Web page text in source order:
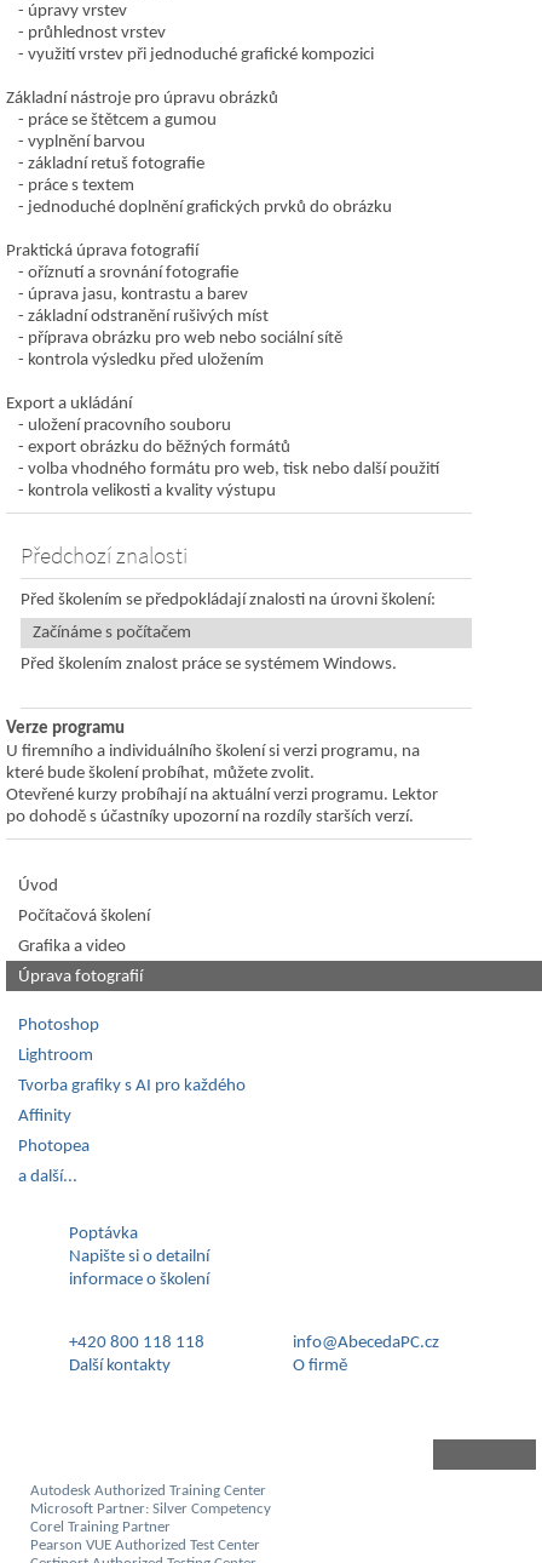
úpravy vrstev
průhlednost vrstev
využití vrstev při jednoduché grafické kompozici
Základní nástroje pro úpravu obrázků
práce se štětcem a gumou
vyplnění barvou
základní retuš fotografie
práce s textem
jednoduché doplnění grafických prvků do obrázku
Praktická úprava fotografií
oříznutí a srovnání fotografie
úprava jasu, kontrastu a barev
základní odstranění rušivých míst
příprava obrázku pro web nebo sociální sítě
kontrola výsledku před uložením
Export a ukládání
uložení pracovního souboru
export obrázku do běžných formátů
volba vhodného formátu pro web, tisk nebo další použití
kontrola velikosti a kvality výstupu
Předchozí znalosti
Před školením se předpokládají znalosti na úrovni školení:
Začínáme s počítačem
Před školením znalost práce se systémem Windows.
Verze programu
U firemního a individuálního školení si verzi programu, na
které bude školení probíhat, můžete zvolit.
Otevřené kurzy probíhají na aktuální verzi programu. Lektor
po dohodě s účastníky upozorní na rozdíly starších verzí.
Úvod
Počítačová školení
Grafika a video
Úprava fotografií
Photoshop
Lightroom
Tvorba grafiky s AI pro každého
Affinity
Photopea
a další...
Poptávka
Napište si o detailní
informace o školení
+420 800 118 118
info@AbecedaPC.cz
Další kontakty
O firmě
Autodesk Authorized Training Center
Microsoft Partner: Silver Competency
Corel Training Partner
Pearson VUE Authorized Test Center